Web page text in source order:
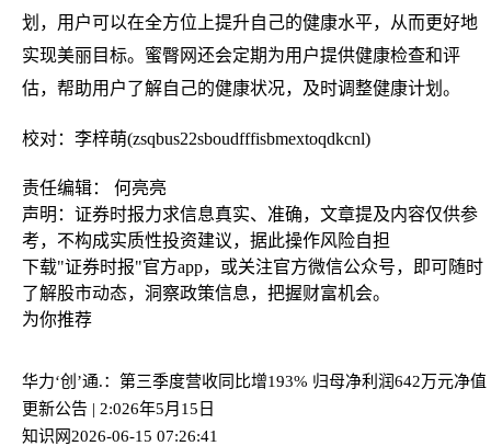
划，用户可以在全方位上提升自己的健康水平，从而更好地
实现美丽目标。蜜臀网还会定期为用户提供健康检查和评
估，帮助用户了解自己的健康状况，及时调整健康计划。
校对：李梓萌(zsqbus22sboudfffisbmextoqdkcnl)
责任编辑： 何亮亮
声明：证券时报力求信息真实、准确，文章提及内容仅供参
考，不构成实质性投资建议，据此操作风险自担
下载"证券时报"官方app，或关注官方微信公众号，即可随时
了解股市动态，洞察政策信息，把握财富机会。
为你推荐
华力‘创’通.：第三季度营收同比增193% 归母净利润642万元净值
更新公告 | 2:026年5月15日
知识网2026-06-15 07:26:41